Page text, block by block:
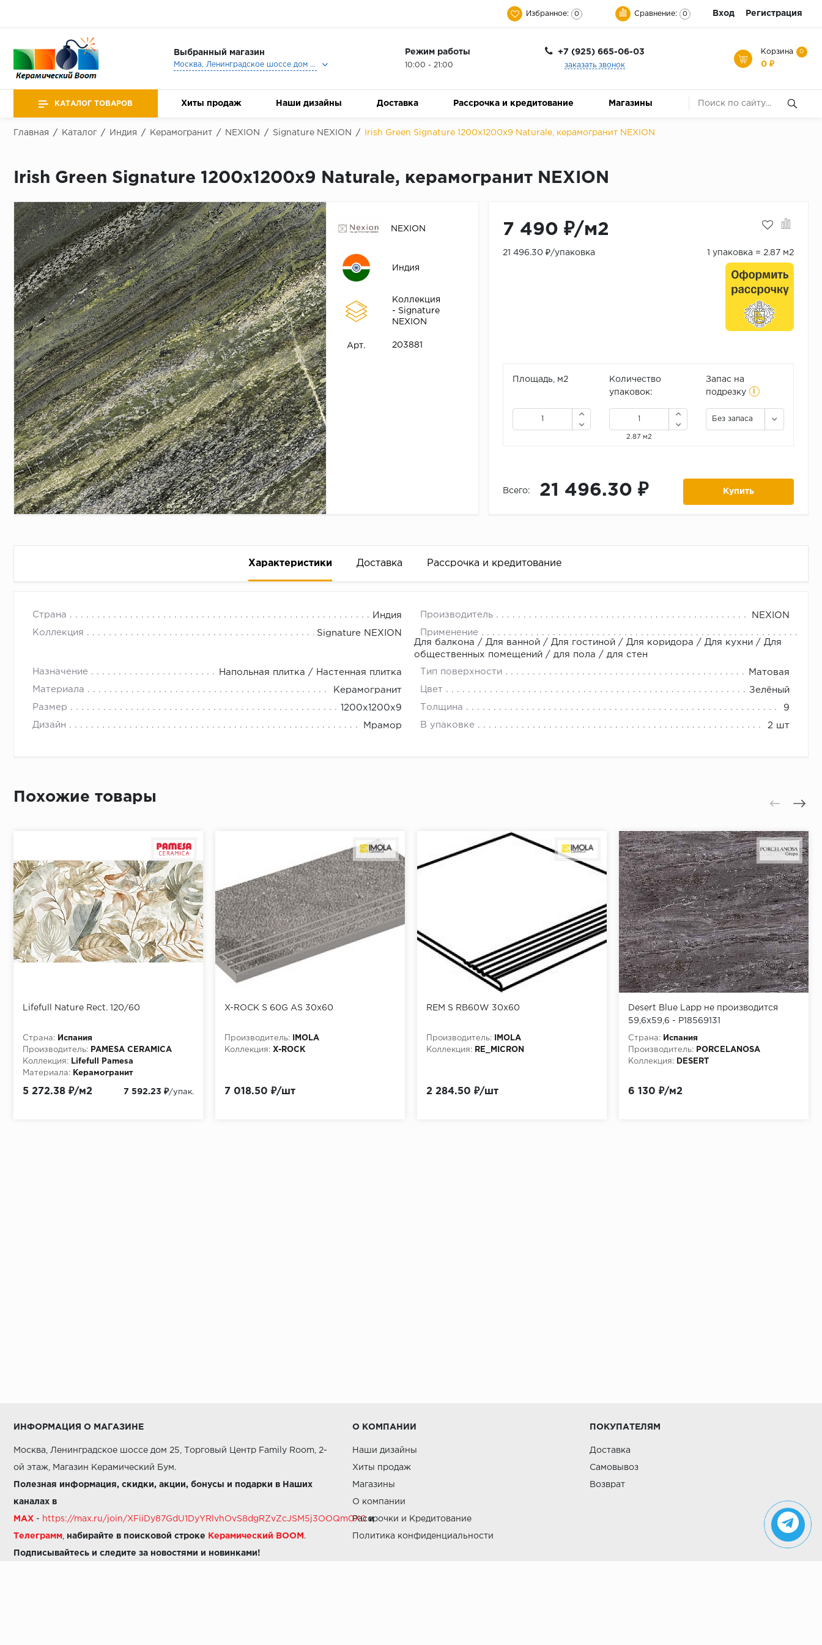
Избранное: 0 Сравнение: 0 Вход Регистрация
Выбранный магазин
Москва, Ленинградское шоссе дом 25, Торговый Центр Family Room, 2-ой этаж, Магазин Керамический Бум.
Режим работы
10:00 - 21:00
+7 (925) 665-06-03
заказать звонок
Корзина 0
0 ₽
КАТАЛОГ ТОВАРОВ Хиты продаж Наши дизайны Доставка Рассрочка и кредитование Магазины
Главная / Каталог / Индия / Керамогранит / NEXION / Signature NEXION / Irish Green Signature 1200х1200х9 Naturale, керамогранит NEXION
Irish Green Signature 1200х1200х9 Naturale, керамогранит NEXION
NEXION
Индия
Коллекция
- Signature
NEXION
Арт. 203881
7 490 ₽/м2
21 496.30 ₽/упаковка 1 упаковка = 2.87 м2
Площадь, м2
Количество
упаковок:
2.87 м2
Запас на
подрезку
i
Без запаса
Всего: 21 496.30 ₽ Купить
Характеристики Доставка Рассрочка и кредитование
Страна Индия Производитель NEXION
Коллекция Signature NEXION
Применение
Для балкона / Для ванной / Для гостиной / Для коридора / Для кухни / Для
общественных помещений / для пола / для стен
Назначение Напольная плитка / Настенная плитка Тип поверхности Матовая
Материала Керамогранит Цвет Зелёный
Размер 1200x1200x9 Толщина 9
Дизайн Мрамор В упаковке 2 шт
Достаточно только паспорта
Похожие товары
Lifefull Nature Rect. 120/60
Страна:
Испания
Производитель:
PAMESA CERAMICA
Коллекция:
Lifefull Pamesa
Материала:
Керамогранит
5 272.38 ₽/м2 7 592.23 ₽/упак.
X-ROCK S 60G AS 30x60
Производитель:
IMOLA
Коллекция: X-ROCK
7 018.50 ₽/шт
REM S RB60W 30x60
Производитель:
IMOLA
Коллекция:
RE_MICRON
2 284.50 ₽/шт
Desert Blue Lapp не производится
59,6x59,6 - P18569131
Страна:
Испания
Производитель:
PORCELANOSA
Коллекция:
DESERT
6 130 ₽/м2
ИНФОРМАЦИЯ О МАГАЗИНЕ
Москва, Ленинградское шоссе дом 25, Торговый Центр Family Room, 2-
ой этаж, Магазин Керамический Бум.
Полезная информация, скидки, акции, бонусы и подарки в Наших
каналах в
MAX - https://max.ru/join/XFiiDy87GdU1DyYRlvhOvS8dgRZvZcJSM5j3OOQm0X0 и
Телеграмм набирайте в поисковой строке Керамический BOOM .
Подписывайтесь и следите за новостями и новинками!
О КОМПАНИИ
Наши дизайны
Хиты продаж
Магазины
О компании
Рассрочки и Кредитование
Политика конфиденциальности
ПОКУПАТЕЛЯМ
Доставка
Самовывоз
Возврат